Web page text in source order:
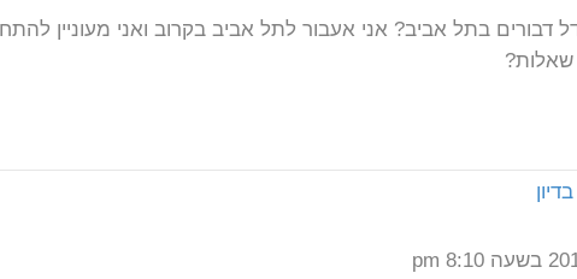
דבורים בתל אביב? אני אעבור לתל אביב בקרוב ואני מעוניין